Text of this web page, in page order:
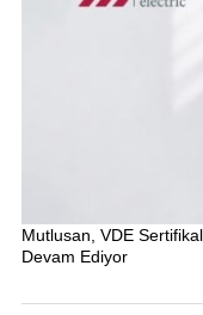
Mutlusan, VDE
Devam Ediyor